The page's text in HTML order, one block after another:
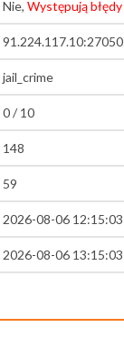
Nie, Występują błędy
91.224.117.10:27050
jail_crime
0 / 10
148
59
2026-08-06 12:15:03
2026-08-06 13:15:03